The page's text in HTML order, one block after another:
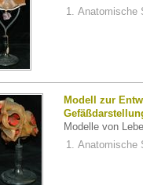
Anatomische
Modell zur
Modelle von
Anatomische